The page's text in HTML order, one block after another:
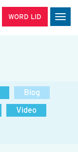
WORD LID
Blog
Video